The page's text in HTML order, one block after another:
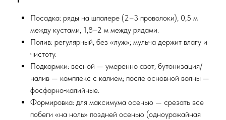
Посадка: ряды на шпалере (2–3 проволоки), 0,5 м
между кустами, 1,8–2 м между рядами.
Полив: регулярный, без «луж»; мульча держит влагу и
чистоту.
Подкормки: весной — умеренно азот; бутонизация/
налив — комплекс с калием; после основной волны —
фосфорно‑калийные.
Формировка: для максимума осенью — срезать все
побеги «на ноль» поздней осенью (одноурожайная